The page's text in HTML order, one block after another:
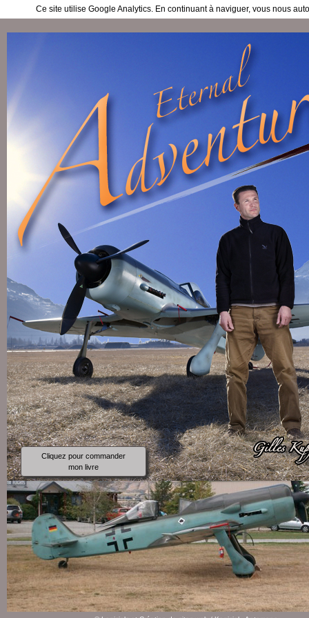
Ce site utilise Google Analytics. En continuant à naviguer, vous nous
Cliquez pour commander
mon livre